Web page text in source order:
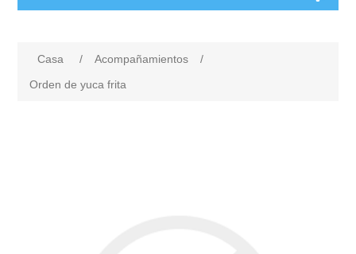
Casa / Acompañamientos
/
Orden de yuca frita